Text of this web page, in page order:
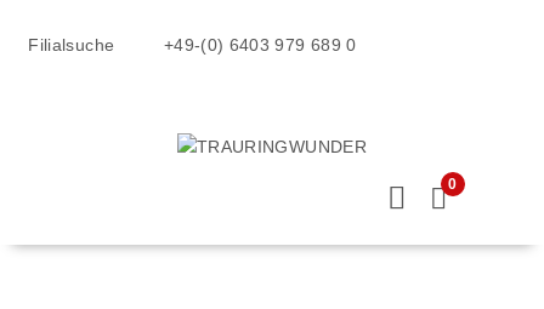
Filialsuche +49-(0) 6403 979 689 0
0